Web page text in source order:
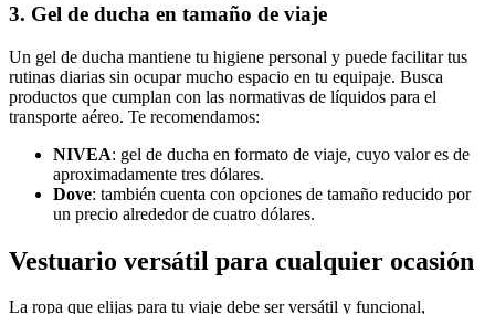
3. Gel de ducha en tamaño de viaje
Un gel de ducha mantiene tu higiene personal y puede facilitar tus
rutinas diarias sin ocupar mucho espacio en tu equipaje. Busca
productos que cumplan con las normativas de líquidos para el
transporte aéreo. Te recomendamos:
NIVEA: gel de ducha en formato de viaje, cuyo valor es de
aproximadamente tres dólares.
Dove: también cuenta con opciones de tamaño reducido por
un precio alrededor de cuatro dólares.
Vestuario versátil para cualquier ocasión
La ropa que elijas para tu viaje debe ser versátil y funcional,